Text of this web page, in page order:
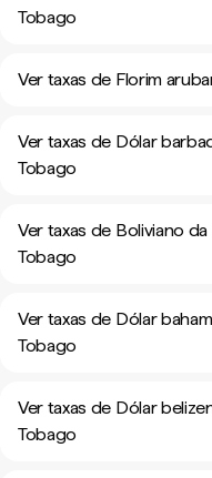
Tobago
Ver taxas de Florim
Ver taxas de Dólar
Tobago
Ver taxas de Boliviano
Tobago
Ver taxas de Dólar
Tobago
Ver taxas de Dólar
Tobago